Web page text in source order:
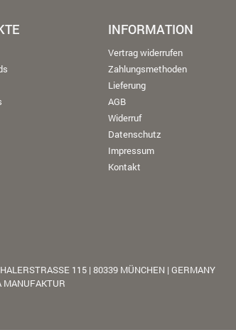
INFORMATION
Vertrag widerrufen
Zahlungsmethoden
Lieferung
AGB
Widerruf
Datenschutz
Impressum
Kontakt
115 | 80339 MÜNCHEN | GERMANY
MANUFAKTUR